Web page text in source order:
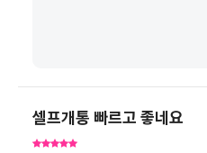
셀프개통 빠르고 좋네요